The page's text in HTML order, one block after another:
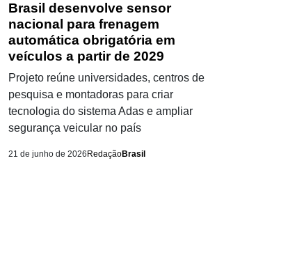
Brasil desenvolve sensor
nacional para frenagem
automática obrigatória em
veículos a partir de 2029
Projeto reúne universidades, centros de
pesquisa e montadoras para criar
tecnologia do sistema Adas e ampliar
segurança veicular no país
21 de junho de 2026 RedaçãoBrasil